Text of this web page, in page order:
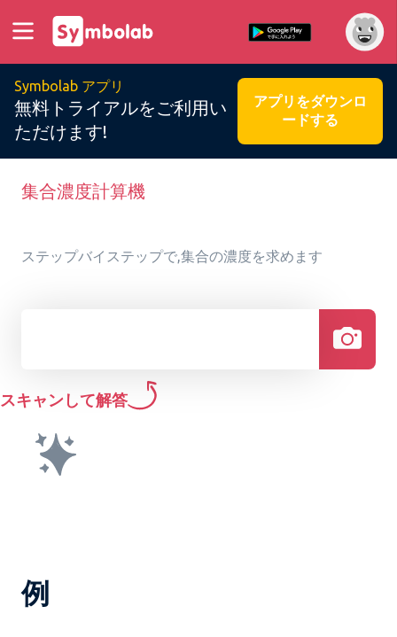
Symbolab アプリ
無料トライアルをご利用い
ただけます!
アプリをダウンロ
ードする
集合濃度計算機
ステップバイステップで,集合の濃度を求めます
スキャンして解答
例